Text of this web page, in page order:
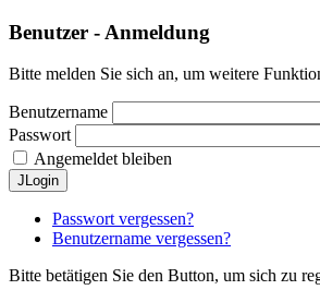
Benutzer - Anmeldung
Bitte melden Sie sich an, um weitere
Benutzername
Passwort
Angemeldet bleiben
JLogin
Passwort vergessen?
Benutzername vergessen?
Bitte betätigen Sie den Button, um sich zu